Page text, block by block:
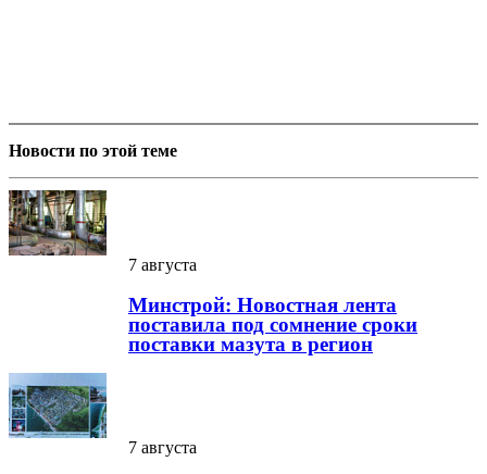
Новости по этой теме
7 августа
Минстрой: Новостная лента
поставила под сомнение сроки
поставки мазута в регион
7 августа